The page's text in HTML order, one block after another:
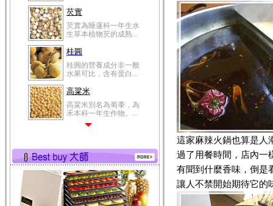
芡實為睡蓮科一年生水
生草本植物芡的成熟...
桂圓的營養成分非一般
水果可比，含有蛋白...
高粱米別名為蜀黍，為
禾本科一年生作物。...
鮪魚
鮪魚肚肉中的不飽和脂
肪酸內富含EPA和DH...
韭菜
這家麻辣火鍋也算是人
過了用餐時間，店內一
有聞到什麼香味，倒是
讓人不禁開始期待它的